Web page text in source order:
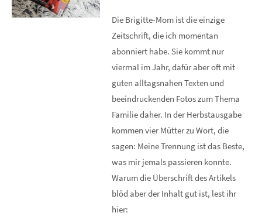
Die Brigitte-Mom ist die einzige
Zeitschrift, die ich momentan
abonniert habe. Sie kommt nur
viermal im Jahr, dafür aber oft mit
guten alltagsnahen Texten und
beeindruckenden Fotos zum Thema
Familie daher. In der Herbstausgabe
kommen vier Mütter zu Wort, die
sagen: Meine Trennung ist das Beste,
was mir jemals passieren konnte.
Warum die Überschrift des Artikels
blöd aber der Inhalt gut ist, lest ihr
hier: